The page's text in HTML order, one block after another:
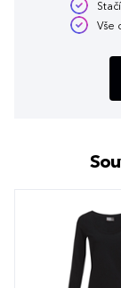
Stačí
Vše